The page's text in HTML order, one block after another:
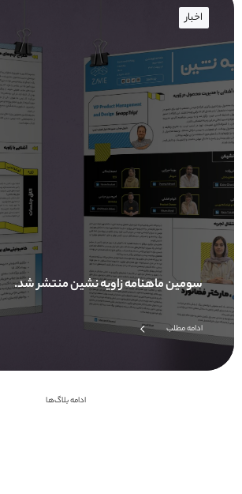
اخبار
سومین ماهنامه زاویه نشین منتشر شد.
ادامه مطلب
ادامه بلاگ‌ها